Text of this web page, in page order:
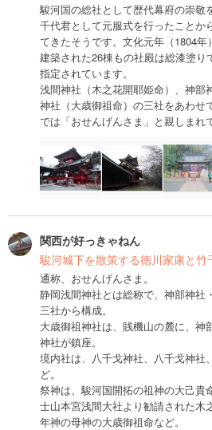
駿河国の総社として歴代幕府の崇敬
千代君として元服式を行ったことか
てきたそうです。文化元年（1804
建築された26棟もの社殿は総漆塗り
指定されています。
浅間神社（木之花開耶姫命）、神部
神社（大歳御祖命）の三社をあわせ
では「おせんげんさま」と親しまれ
関西が好っきゃねん
駿河城下を散策する徳川家康と竹
通称、おせんげんさま。
静岡浅間神社とは総称で、神部神社
三社から構成。
大歳御祖神社は、賎機山の麓に、神
神社が鎮座。
境内社は、八千戈神社、八千戈神社
ど。
祭神は、駿河国開拓の祖神の大己貴
士山本宮浅間大社より勧請された木
年神の母神の大歳御祖命など。